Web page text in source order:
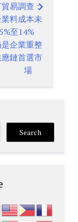
易調查：
料成本未
至14%
企業重整
鏈首選市
場
Search